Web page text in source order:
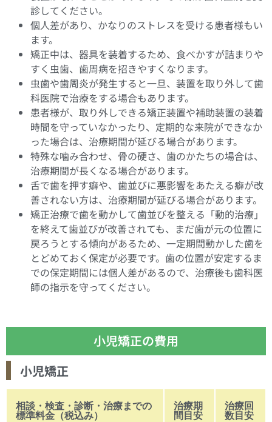
診してください。
個人差があり、かなりのストレスを受ける患者様もい
ます。
矯正中は、器具を装着するため、食べかすが詰まりや
すく虫歯、歯周病を招きやすくなります。
虫歯や歯周炎が発生すると一旦、装置を取り外して歯
科医院で治療をする場合もあります。
患者様が、取り外しできる矯正装置や補助装置の装着
時間を守っていなかったり、定期的な来院ができなか
った場合は、治療期間が延びる場合があります。
特殊な噛み合わせ、骨の硬さ、歯のかたちの場合は、
治療期間が長くなる場合があります。
舌で歯を押す癖や、歯並びに悪影響をあたえる癖が改
善されない方は、治療期間が延びる場合があります。
矯正治療で歯を動かして歯並びを整える「動的治療」
を終えて歯並びが改善されても、まだ歯が元の位置に
戻ろうとする傾向があるため、一定期間動かした歯を
とどめておく保定が必要です。歯の位置が安定するま
での保定期間には個人差があるので、治療後も歯科医
師の指示を守ってください。
小児矯正の費用
小児矯正
相談・検査・診断・治療までの
標準料金（税込み）
治療期
間目安
治療回
数目安